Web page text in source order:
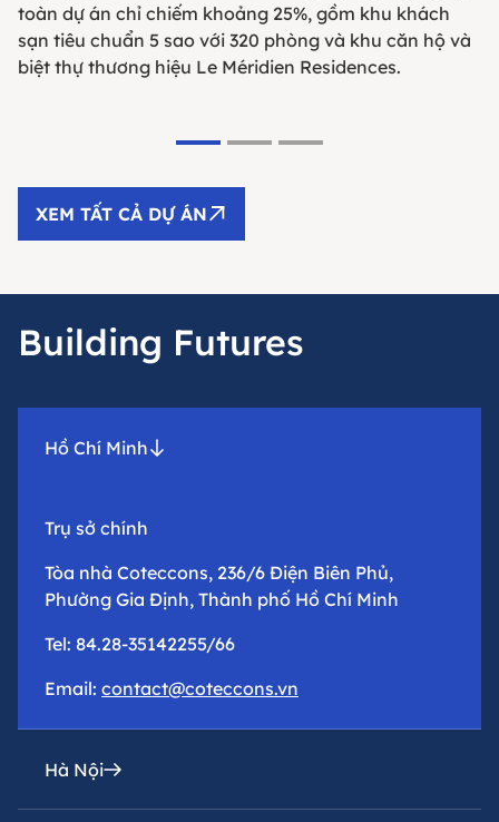
toàn dự án chỉ chiếm khoảng 25%, gồm khu khách
sạn tiêu chuẩn 5 sao với 320 phòng và khu căn hộ và
biệt thự thương hiệu Le Méridien Residences.
XEM TẤT CẢ DỰ ÁN
Building Futures
Hồ Chí Minh
Trụ sở chính
Tòa nhà Coteccons, 236/6 Điện Biên Phủ,
Phường Gia Định, Thành phố Hồ Chí Minh
Tel: 84.28-35142255/66
Email: contact@coteccons.vn
Hà Nội